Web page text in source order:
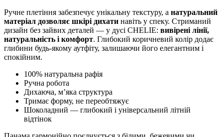
Ручне плетіння забезпечує унікальну текстуру, а натуральний
матеріал дозволяє шкірі дихати навіть у спеку. Стриманий
дизайн без зайвих деталей — у дусі CHELIE: вивірені лінії,
натуральність і комфорт. Глибокий коричневий колір додає
глибини будь-якому аутфіту, залишаючи його елегантним і
спокійним.
100% натуральна рафія
Ручна робота
Дихаюча, м’яка структура
Тримає форму, не переобтяжує
Шоколадний — глибокий і універсальний літній
відтінок